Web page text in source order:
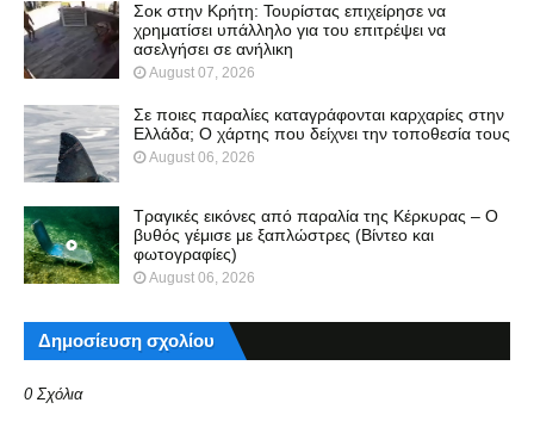
Σοκ στην Κρήτη: Τουρίστας επιχείρησε να
χρηματίσει υπάλληλο για του επιτρέψει να
ασελγήσει σε ανήλικη
August 07, 2026
Σε ποιες παραλίες καταγράφονται καρχαρίες στην
Ελλάδα; Ο χάρτης που δείχνει την τοποθεσία τους
August 06, 2026
Τραγικές εικόνες από παραλία της Κέρκυρας – Ο
βυθός γέμισε με ξαπλώστρες (Βίντεο και
φωτογραφίες)
August 06, 2026
Δημοσίευση σχολίου
0 Σχόλια